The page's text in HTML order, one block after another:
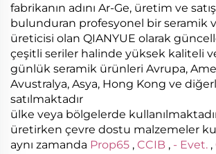
fabrikanın adını Ar-Ge, üretim ve
bulunduran profesyonel bir seramik
üreticisi olan QIANYUE olarak
çeşitli seriler halinde yüksek kaliteli
günlük seramik ürünleri Avrupa,
Avustralya, Asya, Hong Kong ve
satılmaktadır
ülke veya bölgelerde
üretirken çevre dostu malzemeler
aynı zamanda Prop65 , CCIB , - Evet. ,